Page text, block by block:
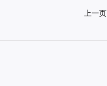
上一页